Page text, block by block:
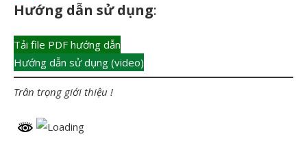
Hướng dẫn sử dụng:
Tải file PDF hướng dẫn
Hướng dẫn sử dụng (video)
Trân trọng giới thiệu !